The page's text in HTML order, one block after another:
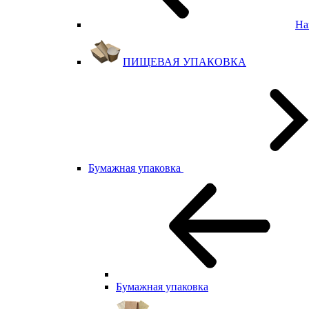
ПИЩЕВАЯ УПАКОВКА
Бумажная упаковка
Бумажная упаковка